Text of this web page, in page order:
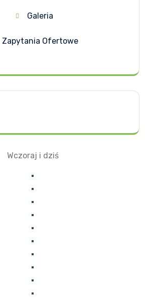
Galeria
Zapytania Ofertowe
Wczoraj i dziś